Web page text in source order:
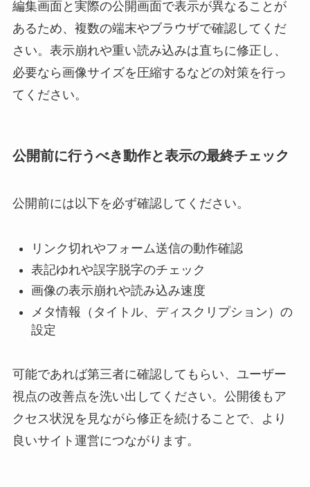
編集画面と実際の公開画面で表示が異なることが
あるため、複数の端末やブラウザで確認してくだ
さい。表示崩れや重い読み込みは直ちに修正し、
必要なら画像サイズを圧縮するなどの対策を行っ
てください。
公開前に行うべき動作と表示の最終チェック
公開前には以下を必ず確認してください。
リンク切れやフォーム送信の動作確認
表記ゆれや誤字脱字のチェック
画像の表示崩れや読み込み速度
メタ情報（タイトル、ディスクリプション）の
設定
可能であれば第三者に確認してもらい、ユーザー
視点の改善点を洗い出してください。公開後もア
クセス状況を見ながら修正を続けることで、より
良いサイト運営につながります。